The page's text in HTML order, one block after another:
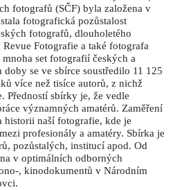
fotografů (SČF) byla založena v
fotografická pozůstalost
fotografů, dlouholetého
Fotografie a také fotografa
set fotografií českých a
se ve sbírce soustředilo 11 125
více než tisíce autorů, z nichž
Předností sbírky je, že vedle
významných amatérů. Zaměření
naší fotografie, kde je
profesionály a amatéry. Sbírka je
pozůstalých, institucí apod. Od
v optimálních odborných
, kinodokumentů v Národním